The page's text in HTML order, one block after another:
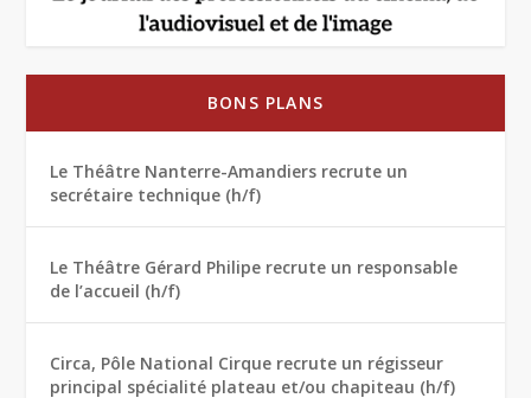
BONS PLANS
Le Théâtre Nanterre-Amandiers recrute un
secrétaire technique (h/f)
Le Théâtre Gérard Philipe recrute un responsable
de l’accueil (h/f)
Circa, Pôle National Cirque recrute un régisseur
principal spécialité plateau et/ou chapiteau (h/f)